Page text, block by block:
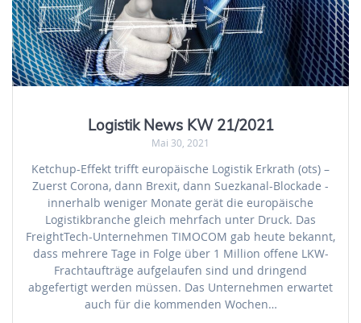
Logistik News KW 21/2021
Mai 30, 2021
Ketchup-Effekt trifft europäische Logistik Erkrath (ots) –
Zuerst Corona, dann Brexit, dann Suezkanal-Blockade -
innerhalb weniger Monate gerät die europäische
Logistikbranche gleich mehrfach unter Druck. Das
FreightTech-Unternehmen TIMOCOM gab heute bekannt,
dass mehrere Tage in Folge über 1 Million offene LKW-
Frachtaufträge aufgelaufen sind und dringend
abgefertigt werden müssen. Das Unternehmen erwartet
auch für die kommenden Wochen…